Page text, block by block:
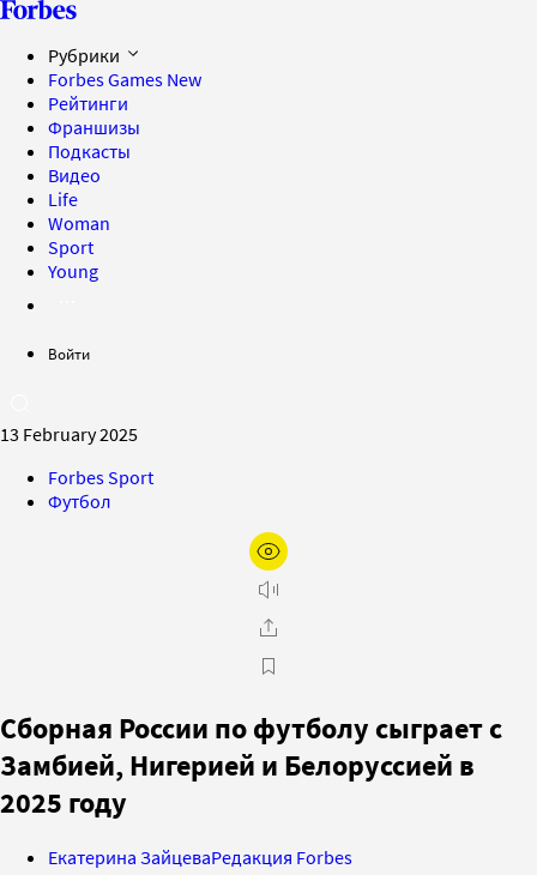
Рубрики
Forbes Games New
Рейтинги
Франшизы
Подкасты
Видео
Life
Woman
Sport
Young
Войти
13 February 2025
Forbes Sport
Футбол
Сборная России по футболу сыграет с
Замбией, Нигерией и Белоруссией в
2025 году
Екатерина ЗайцеваРедакция Forbes